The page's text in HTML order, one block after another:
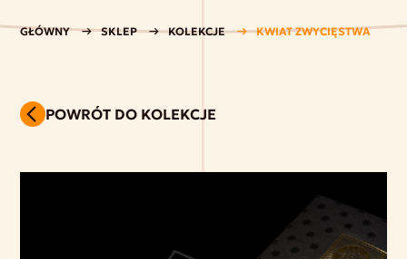
GŁÓWNY SKLEP KOLEKCJE KWIAT ZWYCIĘSTWA
POWRÓT DO KOLEKCJE